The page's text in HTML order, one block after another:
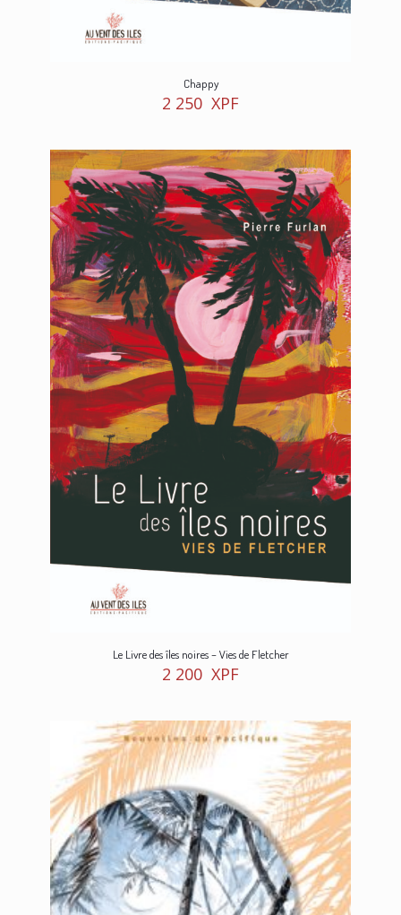
Chappy
2 250 XPF
Le Livre des îles noires – Vies de Fletcher
2 200 XPF